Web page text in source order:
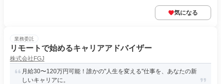
気になる
業務委託
リモートで始めるキャリアアドバイザー
株式会社FGJ
月給30〜120万円可能！誰かの"人生を変える"仕事を、あなたの新
しいキャリアに。